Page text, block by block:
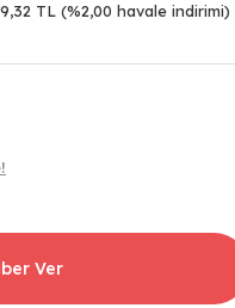
TL (%2,00 havale indirimi)
Ver